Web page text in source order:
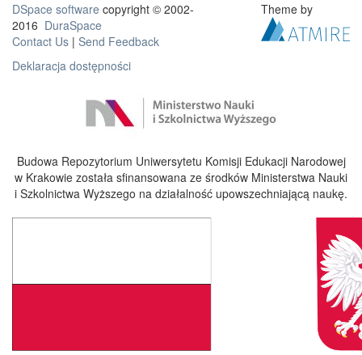
DSpace software copyright © 2002-
2016 DuraSpace
Contact Us | Send Feedback
Deklaracja dostępności
Theme by
Budowa Repozytorium Uniwersytetu Komisji Edukacji Narodowej
w Krakowie została sfinansowana ze środków Ministerstwa Nauki
i Szkolnictwa Wyższego na działalność upowszechniającą naukę.